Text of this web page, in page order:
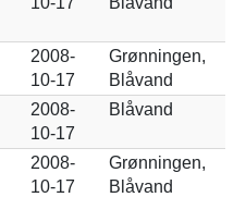
2008-
10-17
Grønningen,
Blåvand
2008-
10-17
Blåvand
2008-
10-17
Grønningen,
Blåvand